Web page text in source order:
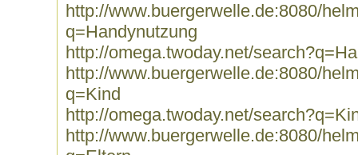
http://www.buergerwelle.de:8080/
q=Handynutzung
http://omega.twoday.net/
http://www.buergerwelle.de:8080/
q=Kind
http://omega.twoday.net/
http://www.buergerwelle.de:8080/